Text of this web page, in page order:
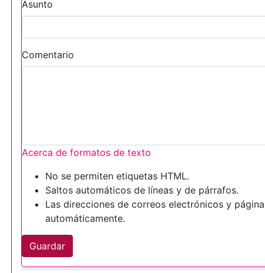
Asunto
Comentario
Acerca de formatos de texto
No se permiten etiquetas HTML.
Saltos automáticos de líneas y de párrafos.
Las direcciones de correos electrónicos y
automáticamente.
Guardar